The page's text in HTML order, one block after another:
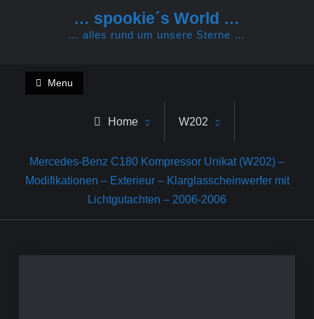
… spookie´s World …
… alles rund um unsere Sterne …
Menu
Home W202
Mercedes-Benz C180 Kompressor Unikat (W202) –
Modifikationen – Exterieur – Klarglasscheinwerfer mit
Lichtgutachten – 2006-2006